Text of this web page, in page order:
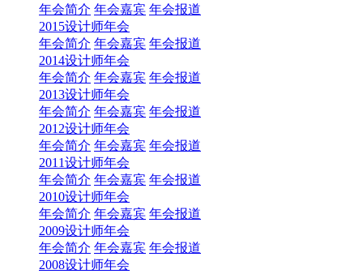
年会简介 年会嘉宾 年会报道
2015设计师年会
年会简介 年会嘉宾 年会报道
2014设计师年会
年会简介 年会嘉宾 年会报道
2013设计师年会
年会简介 年会嘉宾 年会报道
2012设计师年会
年会简介 年会嘉宾 年会报道
2011设计师年会
年会简介 年会嘉宾 年会报道
2010设计师年会
年会简介 年会嘉宾 年会报道
2009设计师年会
年会简介 年会嘉宾 年会报道
2008设计师年会